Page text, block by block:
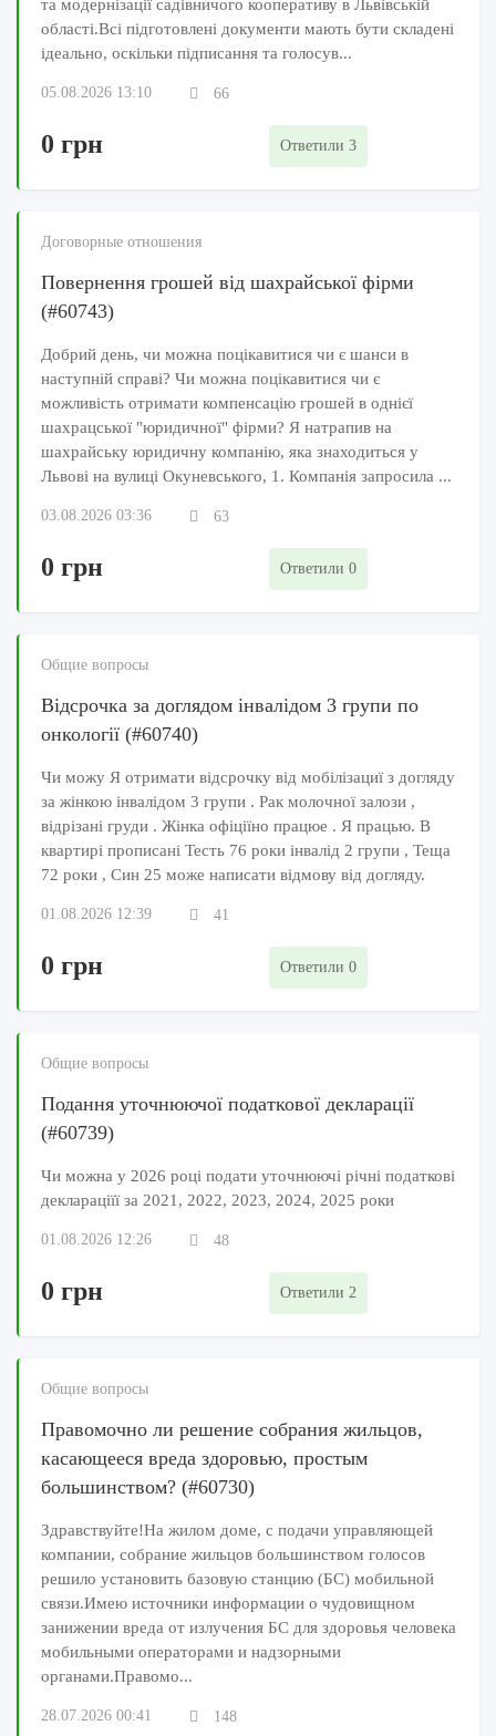
та модернізації садівничого кооперативу в Львівській
області.Всі підготовлені документи мають бути складені
ідеально, оскільки підписання та голосув...
05.08.2026 13:10 66
0 грн Ответили 3
Договорные отношения
Повернення грошей від шахрайської фірми
(#60743)
Добрий день, чи можна поцікавитися чи є шанси в
наступній справі? Чи можна поцікавитися чи є
можливість отримати компенсацію грошей в однієї
шахрацської "юридичної" фірми? Я натрапив на
шахрайську юридичну компанію, яка знаходиться у
Львові на вулиці Окуневського, 1. Компанія запросила ...
03.08.2026 03:36 63
0 грн Ответили 0
Общие вопросы
Відсрочка за доглядом інвалідом 3 групи по
онкології (#60740)
Чи можу Я отримати відсрочку від мобілізациї з догляду
за жінкою інвалідом 3 групи . Рак молочної залози ,
відрізані груди . Жінка офіціїно працюе . Я працью. В
квартирі прописані Тесть 76 роки інвалід 2 групи , Теща
72 роки , Син 25 може написати відмову від догляду.
01.08.2026 12:39 41
0 грн Ответили 0
Общие вопросы
Подання уточнюючої податкової декларації
(#60739)
Чи можна у 2026 році подати уточнюючі річні податкові
деклараціїї за 2021, 2022, 2023, 2024, 2025 роки
01.08.2026 12:26 48
0 грн Ответили 2
Общие вопросы
Правомочно ли решение собрания жильцов,
касающееся вреда здоровью, простым
большинством? (#60730)
Здравствуйте!На жилом доме, с подачи управляющей
компании, собрание жильцов большинством голосов
решило установить базовую станцию (БС) мобильной
связи.Имею источники информации о чудовищном
занижении вреда от излучения БС для здоровья человека
мобильными операторами и надзорными
органами.Правомо...
28.07.2026 00:41 148